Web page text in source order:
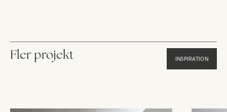
Fler projekt INSPIRATION